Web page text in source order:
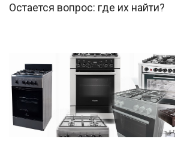
Остается вопрос: где их найти?